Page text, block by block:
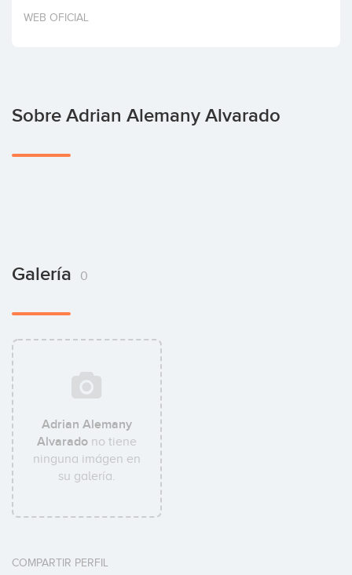
Invertir
WEB OFICIAL
Sobre Adrian Alemany Alvarado
Galería 0
Adrian Alemany
Alvarado no tiene
ninguna imágen en
su galería.
COMPARTIR PERFIL